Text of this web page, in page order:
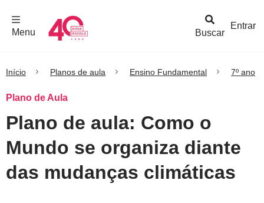
Buscar
Menu
Entrar
Início Planos de aula Ensino Fundamental 7º ano
Plano de Aula
Plano de aula: Como o
Mundo se organiza diante
das mudanças climáticas